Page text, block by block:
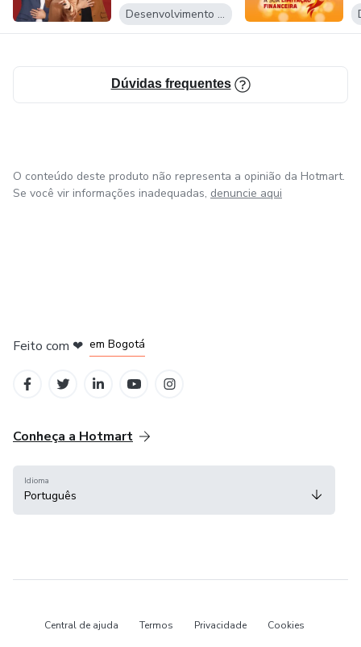
Desenvolvimento Pessoal
Dúvidas frequentes
O conteúdo deste produto não representa a opinião da Hotmart.
Se você vir informações inadequadas, denuncie aqui
Feito com ❤ em Bogotá
Conheça a Hotmart
Idioma
Português
Central de ajuda Termos Privacidade Cookies